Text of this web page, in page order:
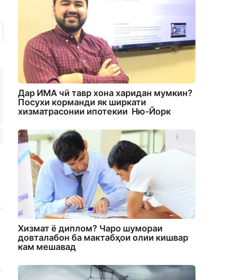
Дар ИМА чӣ тавр хона харидан мумкин?
Посухи корманди як ширкати
хизматрасонии ипотекии Ню-Йорк
Хизмат ё диплом? Чаро шумораи
довталабон ба мактабҳои олии кишвар
кам мешавад